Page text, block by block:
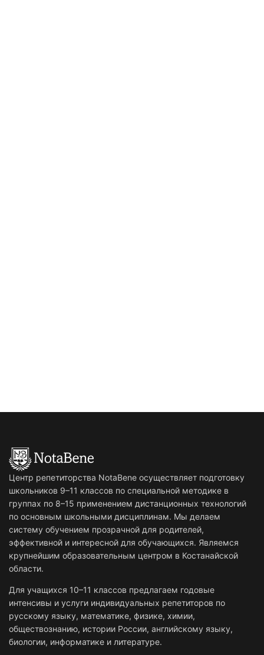
Центр репетиторства NotaBene осуществляет подготовку
школьников 9–11 классов по специальной методике в
группах по 8–15 применением дистанционных технологий
по основным школьными дисциплинам. Мы делаем
систему обучением прозрачной для родителей,
эффективной и интересной для обучающихся. Являемся
крупнейшим образовательным центром в Костанайской
области.
Для учащихся 10–11 классов предлагаем годовые
интенсивы и услуги индивидуальных репетиторов по
русскому языку, математике, физике, химии,
обществознанию, истории России, английскому языку,
биологии, информатике и литературе.